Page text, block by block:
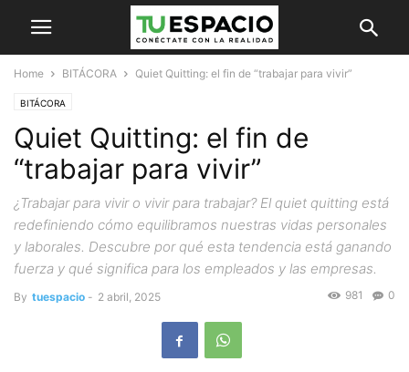
Home BITÁCORA Quiet Quitting: el fin de “trabajar para vivir”
BITÁCORA
Quiet Quitting: el fin de
“trabajar para vivir”
¿Trabajar para vivir o vivir para trabajar? El quiet quitting está
redefiniendo cómo equilibramos nuestras vidas personales
y laborales. Descubre por qué esta tendencia está ganando
fuerza y qué significa para los empleados y las empresas.
By tuespacio - 2 abril, 2025 0
981